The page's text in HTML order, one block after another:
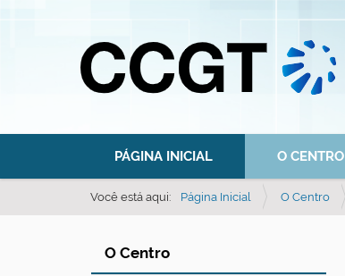
PÁGINA INICIAL O CENTRO
Você está aqui: Página Inicial O Centro
O Centro